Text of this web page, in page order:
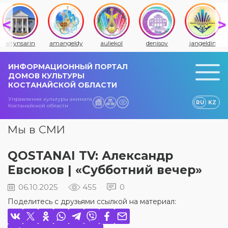
altynsarin amangeldy auliekol denisov jangeldin
ИНФОРМАЦИОННЫЙ ПОРТАЛ
ДОМОВ КУЛЬТУРЫ
КОСТАНАЙСКОЙ ОБЛАСТИ
Управления культуры акимата
Костанайской области
RU KZ
Мы в СМИ
QOSTANAI TV: Александр
Евсюков | «Субботний вечер»
06.10.2025 455 0
Поделитесь с друзьями ссылкой на материал: